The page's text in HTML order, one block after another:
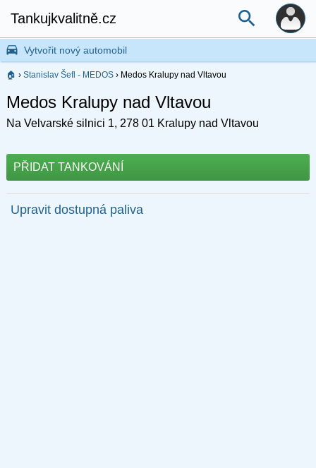
Tankujkvalitně.cz
Vytvořit nový automobil
🏠 › Stanislav Šefl - MEDOS› Medos Kralupy nad Vltavou
Medos Kralupy nad Vltavou
Na Velvarské silnici 1, 278 01 Kralupy nad Vltavou
PŘIDAT TANKOVÁNÍ
Upravit dostupná paliva